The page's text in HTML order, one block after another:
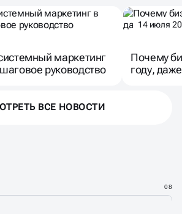
маркетинг
руководство
14 июля
Почему
году,
ВСЕ НОВОСТИ
08